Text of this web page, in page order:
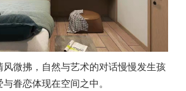
风微拂，自然与艺术的对话慢慢发生孩
眷恋体现在空间之中。